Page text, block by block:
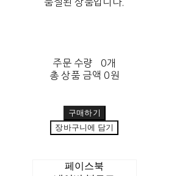
주문 수량
0개
총 상품 금액 0원
구매하기
장바구니에 담기
페이스북